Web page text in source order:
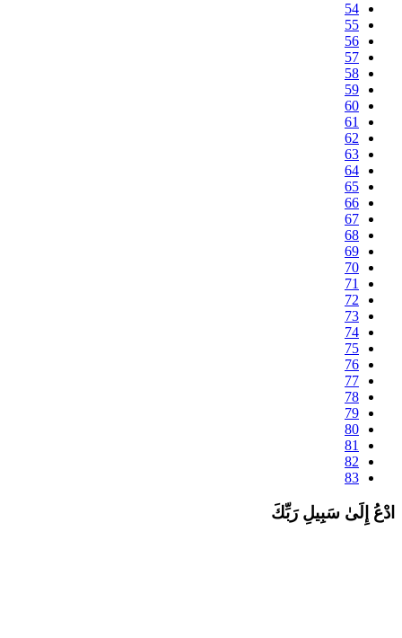
54
55
56
57
58
59
60
61
62
63
64
65
66
67
68
69
70
71
72
73
74
75
76
77
78
79
80
81
82
83
إِلَىٰ سَبِيلِ رَبِّكَ